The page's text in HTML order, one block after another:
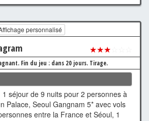
personnalisé
★★★
Fin du jeu : dans 20 jours. Tirage.
1 séjour de 9 nuits pour 2 personnes à
Palace, Seoul Gangnam 5* avec vols
entre la France et Séoul, 1